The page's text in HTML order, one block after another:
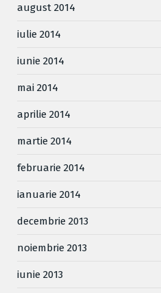
august 2014
iulie 2014
iunie 2014
mai 2014
aprilie 2014
martie 2014
februarie 2014
ianuarie 2014
decembrie 2013
noiembrie 2013
iunie 2013